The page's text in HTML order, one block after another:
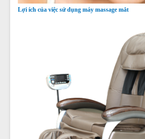
Lợi ích của việc sử dụng máy massage mắt